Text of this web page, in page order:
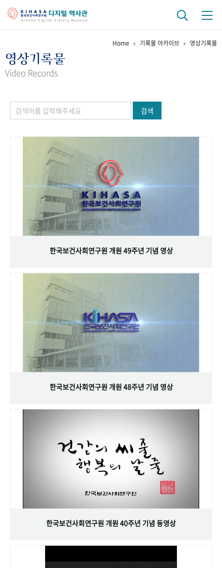
걸어온 길 기관 변천사
정책과 연구 키워드로 보는 연구 역사
연구자들
기록물 아카이브
사진 아카이브 문서 기록물 행정박물 영상 기록물
주년 기념
성과 50선 숫자로 보는 50년
VR 역사관
Home 기록물 아카이브 영상기록물
영상기록물
Video Records
검색
한국보건사회연구원 개원 49주년 기념 영상
한국보건사회연구원 개원 48주년 기념 영상
한국보건사회연구원 개원 40주년 기념 동영상